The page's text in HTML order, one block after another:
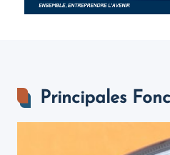
Principales